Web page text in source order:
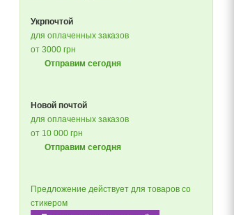
Укрпочтой
для оплаченных заказов
от 3000 грн
Отправим сегодня
Новой почтой
для оплаченных заказов
от 10 000 грн
Отправим сегодня
Предложение действует для товаров со
стикером